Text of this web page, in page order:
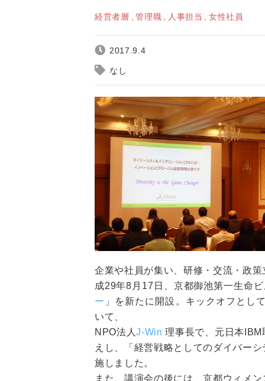
経営者層 管理職 人事担当 女性社員
2017.9.4
なし
企業や社員が集い、研修・交流・政
成29年8月17日、京都御池第一生命
ー 」を新たに開設。キックオフとし
いて、
NPO法人J-Win理事長で、元日本
えし、「経営戦略としてのダイバー
施しました。
また、講演会の後には、京都ウィメ